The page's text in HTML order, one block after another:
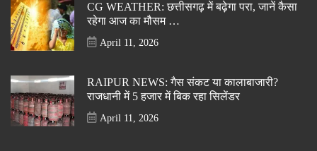
CG WEATHER: छत्तीसगढ़ में बढ़ेगा परा, जानें कैसा
रहेगा आज का मौसम …
April 11, 2026
RAIPUR NEWS: गैस संकट या कालाबाजारी?
राजधानी में 5 हजार में बिक रहा सिलेंडर
April 11, 2026